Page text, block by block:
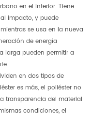
en el interior. Tiene
impacto, y puede
se usa en la nueva
de energía
larga pueden permitir a
en dos tipos de
es más, el poliéster no
transparencia del material
condiciones, el